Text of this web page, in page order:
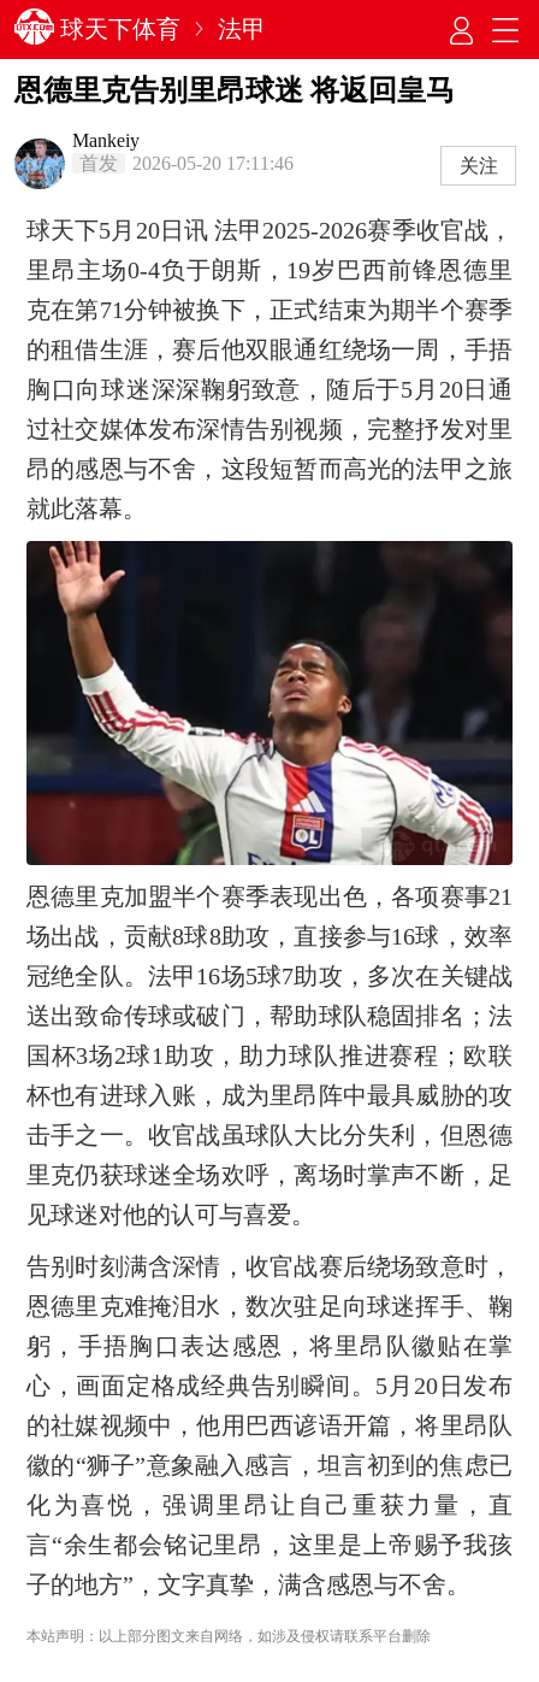
球天下体育 法甲
恩德里克告别里昂球迷 将返回皇马
Mankeiy
首发
2026-05-20 17:11:46 关注
球天下5月20日讯 法甲2025-2026赛季收官战，
里昂主场0-4负于朗斯，19岁巴西前锋恩德里
克在第71分钟被换下，正式结束为期半个赛季
的租借生涯，赛后他双眼通红绕场一周，手捂
胸口向球迷深深鞠躬致意，随后于5月20日通
过社交媒体发布深情告别视频，完整抒发对里
昂的感恩与不舍，这段短暂而高光的法甲之旅
就此落幕。
恩德里克加盟半个赛季表现出色，各项赛事21
场出战，贡献8球8助攻，直接参与16球，效率
冠绝全队。法甲16场5球7助攻，多次在关键战
送出致命传球或破门，帮助球队稳固排名；法
国杯3场2球1助攻，助力球队推进赛程；欧联
杯也有进球入账，成为里昂阵中最具威胁的攻
击手之一。收官战虽球队大比分失利，但恩德
里克仍获球迷全场欢呼，离场时掌声不断，足
见球迷对他的认可与喜爱。
告别时刻满含深情，收官战赛后绕场致意时，
恩德里克难掩泪水，数次驻足向球迷挥手、鞠
躬，手捂胸口表达感恩，将里昂队徽贴在掌
心，画面定格成经典告别瞬间。5月20日发布
的社媒视频中，他用巴西谚语开篇，将里昂队
徽的“狮子”意象融入感言，坦言初到的焦虑已
化为喜悦，强调里昂让自己重获力量，直
言“余生都会铭记里昂，这里是上帝赐予我孩
子的地方”，文字真挚，满含感恩与不舍。
本站声明：以上部分图文来自网络，如涉及侵权请联系平台删除